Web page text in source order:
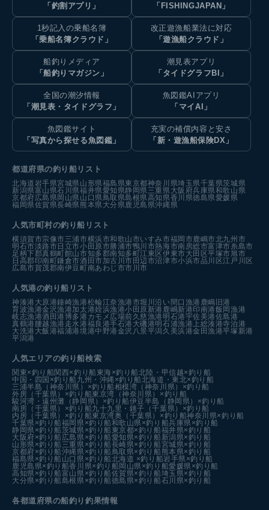
「釣割アプリ」
「FISHINGJAPAN」
1秒記入の乗船名簿
「乗船名簿クラウド」
改正遊漁船業法に対応
「遊漁船クラウド」
船釣りメディア
「船釣りマガジン」
潮見表アプリ
「タイドグラフBI」
全国の潮汐情報
「潮見表・タイドグラフ」
魚図鑑AIアプリ
「マイAI」
魚図鑑サイト
「写真から探せる魚図鑑」
充実の補償内容と安さ
「新・遊漁船保険DX」
都道府県の釣り船リスト
北海道岩手県宮城県山形県福島県東京都神奈川県埼玉県千葉県茨城県
新潟県富山県石川県福井県愛知県静岡県三重県大阪府兵庫県和歌山県
京都府広島県岡山県山口県鳥取県島根県高知県香川県徳島県愛媛県
福岡県佐賀県長崎県熊本県大分県鹿児島県沖縄県
人気市町村の釣り船リスト
横須賀市宗像市三浦市横浜市和歌山市いすみ市福岡市鹿嶋市北九州市
明石市淡路市 日立市小田原市勝浦市鴨川市熱海市南房総市富津市糸島市
足柄下郡真鶴町館山市知多郡南知多町江東区伊東市大田区平塚市旭市
日高郡印南町鎌倉市酒田市加古川市 田辺市沼津市小浜市品川区江戸川区
広島市賀茂郡南伊豆町南あわじ市市川市
人気港の釣り船リスト
神湊港 大原港鐘崎漁港松輪江奈漁港市堀川沿い 間口漁港 鹿嶋旧港
育波漁港金沢漁港加太港姪浜漁港小田原新港 鹿嶋新港印南港飯岡漁港
岐志漁港酒田港博多港カモメ広場前久慈漁港 明石港宇佐美港佐島港
真鶴港 腰越漁港 走水港福良港手石港 大磯港明石浦漁港 上総湊港寺泊港
大洗港 大飯港福浦港境港中野港金沢八景平潟久美浜港金田漁港平塚新港
平潟港
人気エリアの釣り船検索
関東×釣り船関西×釣り船 東海×釣り船北陸・甲信越×釣り船
中国・四国×釣り船 九州・沖縄×釣り船北海道・東北×釣り船
三浦半島（神奈川県）×釣り船相模湾（神奈川県）×釣り船
外房（千葉県）×釣り船東京湾（神奈川県）×釣り船
駿河湾・遠州灘（静岡県）×釣り船伊豆半島（静岡県）×釣り船
南房（千葉県）×釣り船九十九里・銚子（千葉県）×釣り船
内房（千葉県）×釣り船東京湾奥（千葉県）×釣り船神奈川県×釣り船
千葉県×釣り船福岡県×釣り船和歌山県×釣り船兵庫県×釣り船
静岡県×釣り船茨城県×釣り船 東京都×釣り船福井県×釣り船
大阪府×釣り船 広島県×釣り船愛知県×釣り船 新潟県×釣り船
山形県×釣り船 三重県×釣り船長崎県×釣り船宮城県×釣り船
京都府×釣り船沖縄県×釣り船鳥取県×釣り船 熊本県×釣り船
福島県×釣り船 山口県×釣り船北海道 ×釣り船岩手県×釣り船
鹿児島県×釣り船香川県×釣り船 岡山県×釣り船愛媛県×釣り船
高知県×釣り船富山県×釣り船佐賀県×釣り船埼玉県×釣り船
大分県×釣り船島根県×釣り船徳島県×釣り船石川県×釣り船
各都道府県の船釣り釣果情報